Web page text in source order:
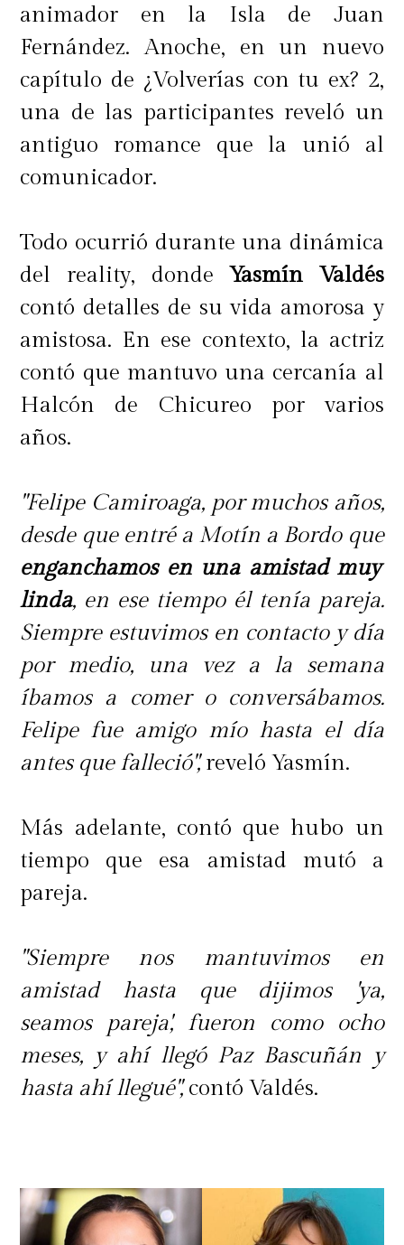
animador en la Isla de Juan
Fernández. Anoche, en un nuevo
capítulo de ¿Volverías con tu ex? 2,
una de las participantes reveló un
antiguo romance que la unió al
comunicador.
Todo ocurrió durante una dinámica
del reality, donde Yasmín Valdés
contó detalles de su vida amorosa y
amistosa. En ese contexto, la actriz
contó que mantuvo una cercanía al
Halcón de Chicureo por varios
años.
"Felipe Camiroaga, por muchos años,
desde que entré a Motín a Bordo que
enganchamos en una amistad muy
linda, en ese tiempo él tenía pareja.
Siempre estuvimos en contacto y día
por medio, una vez a la semana
íbamos a comer o conversábamos.
Felipe fue amigo mío hasta el día
antes que falleció",reveló Yasmín.
Más adelante, contó que hubo un
tiempo que esa amistad mutó a
pareja.
"Siempre nos mantuvimos en
amistad hasta que dijimos 'ya,
seamos pareja', fueron como ocho
meses, y ahí llegó Paz Bascuñán y
hasta ahí llegué",contó Valdés.